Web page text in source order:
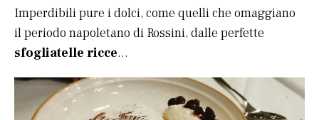
Imperdibili pure i dolci, come quelli che omaggiano
il periodo napoletano di Rossini, dalle perfette
sfogliatelle ricce…